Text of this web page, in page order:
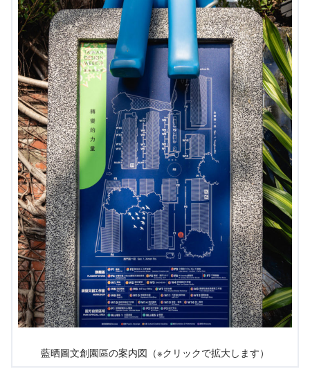
藍晒圖文創園區の案内図（※クリックで拡大します）